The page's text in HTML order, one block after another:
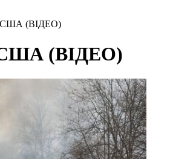
США (ВІДЕО)
США (ВІДЕО)